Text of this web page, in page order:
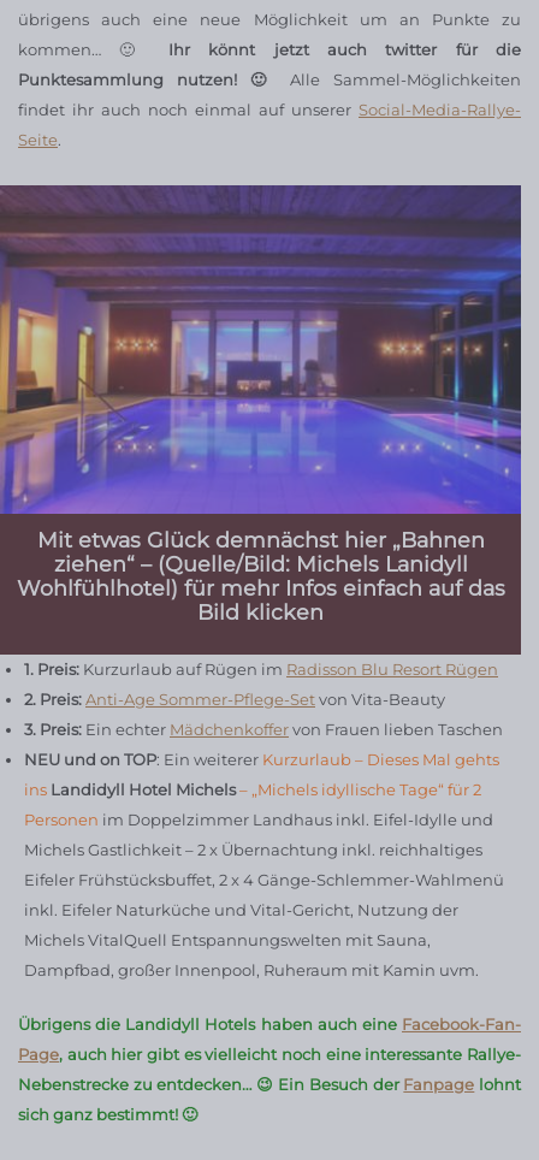
übrigens auch eine neue Möglichkeit um an Punkte zu
kommen… 🙂 Ihr könnt jetzt auch twitter für die
Punktesammlung nutzen! 🙂 Alle Sammel-Möglichkeiten
findet ihr auch noch einmal auf unserer Social-Media-Rallye-
Seite.
Mit etwas Glück demnächst hier „Bahnen
ziehen“ – (Quelle/Bild: Michels Lanidyll
Wohlfühlhotel) für mehr Infos einfach auf das
Bild klicken
1. Preis: Kurzurlaub auf Rügen im Radisson Blu Resort Rügen
2. Preis:Anti-Age Sommer-Pflege-Setvon Vita-Beauty
3. Preis: Ein echter Mädchenkoffervon Frauen lieben Taschen
NEU und on TOP: Ein weiterer Kurzurlaub – Dieses Mal gehts
ins Landidyll Hotel Michels– „Michels idyllische Tage“ für 2
Personen im Doppelzimmer Landhaus inkl. Eifel-Idylle und
Michels Gastlichkeit – 2 x Übernachtung inkl. reichhaltiges
Eifeler Frühstücksbuffet, 2 x 4 Gänge-Schlemmer-Wahlmenü
inkl. Eifeler Naturküche und Vital-Gericht, Nutzung der
Michels VitalQuell Entspannungswelten mit Sauna,
Dampfbad, großer Innenpool, Ruheraum mit Kamin uvm.
Übrigens die Landidyll Hotels haben auch eine Facebook-Fan-
Page, auch hier gibt es vielleicht noch eine interessante Rallye-
Nebenstrecke zu entdecken… 😉 Ein Besuch derFanpage lohnt
sich ganz bestimmt! 🙂